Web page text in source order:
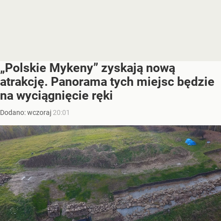
„Polskie Mykeny” zyskają nową
atrakcję. Panorama tych miejsc będzie
na wyciągnięcie ręki
Dodano:wczoraj 20:01